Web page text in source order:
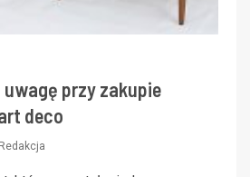
przy zakupie
deco
Redakcja